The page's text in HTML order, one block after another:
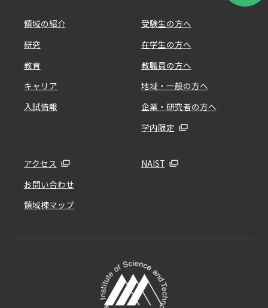
領域の紹介
研究
教育
キャリア
入試情報
受験生の方へ
在学生の方へ
教職員の方へ
地域・一般の方へ
企業・研究者の方へ
学内限定
アクセス
お問い合わせ
領域棟マップ
NAIST